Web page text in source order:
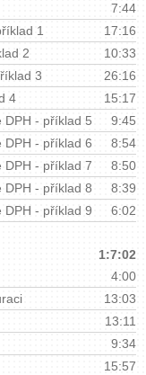
7:44
1
17:16
2
10:33
3
26:16
4
15:17
DPH - příklad 5
9:45
DPH - příklad 6
8:54
DPH - příklad 7
8:50
DPH - příklad 8
8:39
DPH - příklad 9 6:02
1:7:02
4:00
13:03
13:11
9:34
15:57